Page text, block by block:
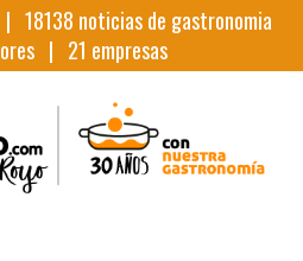
| 18138 noticias de gastronomia
| 21 empresas